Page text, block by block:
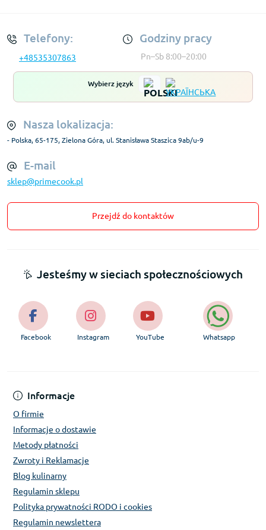
Telefony:
+48535307863
Godziny pracy
Pn–Sb 8:00–20:00
Wybierz język
Nasza lokalizacja:
- Polska, 65-175, Zielona Góra, ul. Stanisława Staszica 9ab/u-9
E-mail
sklep@primecook.pl
Przejdź do kontaktów
Informacje
O firmie
Informacje o dostawie
Metody płatności
Zwroty i Reklamacje
Blog kulinarny
Regulamin sklepu
Polityka prywatności RODO i cookies
Regulamin newslettera
Jesteśmy w sieciach społecznościowych
Facebook Instagram YouTube Whatsapp